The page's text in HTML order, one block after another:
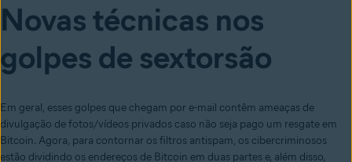
Novas técnicas nos
golpes de sextorsão
Em geral, esses golpes que chegam por e-mail contêm ameaças de
divulgação de fotos/vídeos privados caso não seja pago um resgate em
Bitcoin. Agora, para contornar os filtros antispam, os cibercriminosos
estão dividindo os endereços de Bitcoin em duas partes e, além disso,